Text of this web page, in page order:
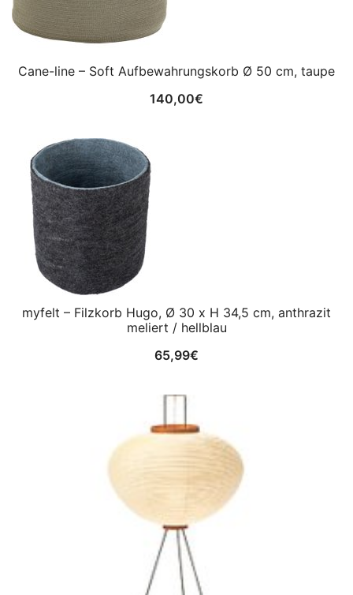
Cane-line – Soft Aufbewahrungskorb Ø 50 cm, taupe
140,00€
myfelt – Filzkorb Hugo, Ø 30 x H 34,5 cm, anthrazit
meliert / hellblau
65,99€